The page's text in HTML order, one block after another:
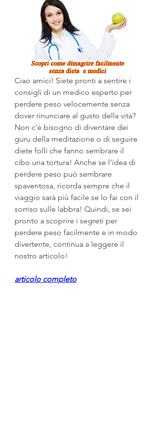
Ciao amici! Siete pronti a sentire i
consigli di un medico esperto per
perdere peso velocemente senza
dover rinunciare al gusto della vita?
Non c'è bisogno di diventare dei
guru della meditazione o di seguire
diete folli che fanno sembrare il
cibo una tortura! Anche se l'idea di
perdere peso può sembrare
spaventosa, ricorda sempre che il
viaggio sarà più facile se lo fai con il
sorriso sulle labbra! Quindi, se sei
pronto a scoprire i segreti per
perdere peso facilmente e in modo
divertente, continua a leggere il
nostro articolo!
articolo completo